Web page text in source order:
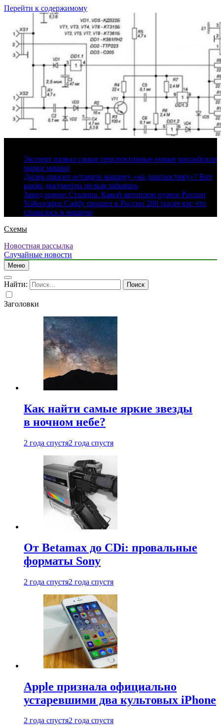
Перейти к содержимому
Эксперт назвал самые перспективные новые российские
марки машин
Дилер просит оставить машину «на диагностику»? Вот
какие документы нельзя забывать
Завод имени Сталина. Какой автопром нужен России
Volkswagen Caddy прошел в России 280 тысяч км: что
сломалось в машине
Схемы
Новостная рассылка
Случайные новости
Меню
Найти:
Заголовки
Как найти самые яркие звезды
в ночном небе?
2 года спустя2 года спустя
От Betamax до CDi: провальные
форматы Sony
2 года спустя2 года спустя
Apple признала официально
устаревшими два культовых iPhone
2 года спустя2 года спустя